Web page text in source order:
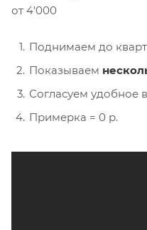
от 4'000
Поднимаем до
Показываем
Согласуем удобное
Примерка = 0 р.